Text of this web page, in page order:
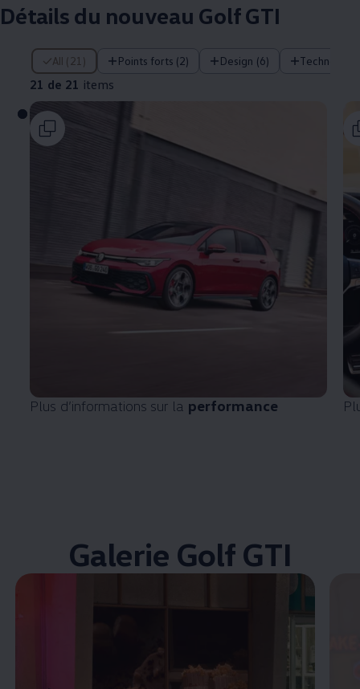
Détails du nouveau Golf GTI
All (21) Points forts (2) Design (6)
21 de 21 items
21 de 21 items
Plus d’informations sur la performance
Galerie Golf GTI
Enable fullscreen mode